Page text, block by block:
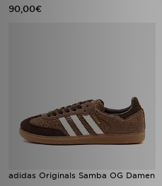
90,00€
adidas Originals Samba OG Damen